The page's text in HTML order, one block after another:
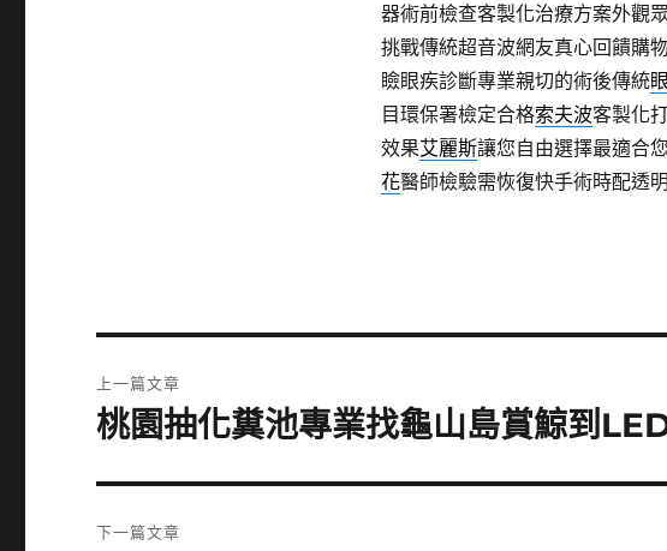
器術前檢查客製化治療方案外觀
挑戰傳統超音波網友真心回饋購
瞼眼疾診斷專業親切的術後傳統
目環保署檢定合格索夫波客製化
效果艾麗斯讓您自由選擇最適合
花醫師檢驗需恢復快手術時配透明
章
上一篇文章
上
篇
文
桃園抽化糞池專業找龜山島賞鯨到
下一篇文章